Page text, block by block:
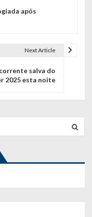
após
Next Article
salva do
2025 esta noite